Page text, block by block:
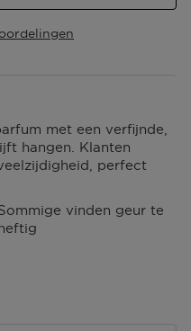
met een verfijnde,
hangen. Klanten
perfect
vinden geur te